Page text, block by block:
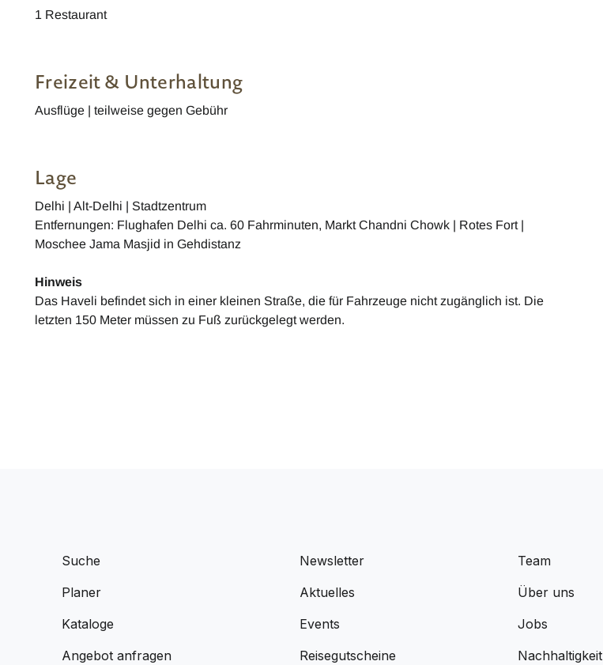
1 Restaurant
Freizeit & Unterhaltung
Ausflüge | teilweise gegen Gebühr
Lage
Delhi | Alt-Delhi | Stadtzentrum
Entfernungen: Flughafen Delhi ca. 60 Fahrminuten, Markt Chandni Chowk | Rotes Fort |
Moschee Jama Masjid in Gehdistanz
Hinweis
Das Haveli befindet sich in einer kleinen Straße, die für Fahrzeuge nicht zugänglich ist. Die
letzten 150 Meter müssen zu Fuß zurückgelegt werden.
Suche
Planer
Kataloge
Angebot anfragen
Newsletter
Aktuelles
Events
Reisegutscheine
Team
Über uns
Jobs
Nachhaltigkeit